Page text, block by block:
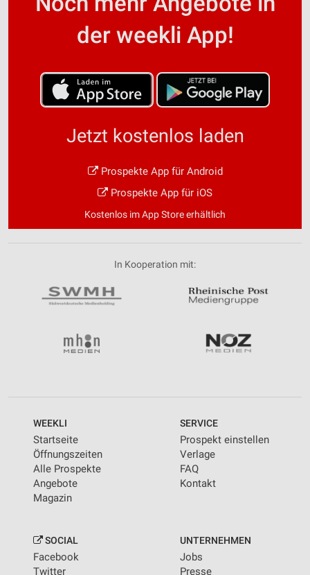
der weekli App!
Jetzt kostenlos laden
Prospekte App für Android
Prospekte App für iOS
Kostenlos im App Store erhältlich
In Kooperation mit:
WEEKLI
Startseite
Öffnungszeiten
Alle Prospekte
Angebote
Magazin
SERVICE
Prospekt einstellen
Verlage
FAQ
Kontakt
SOCIAL
Facebook
Twitter
UNTERNEHMEN
Jobs
Presse